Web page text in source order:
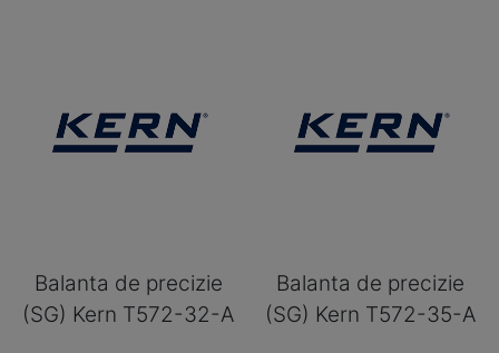
Balanta de precizie
(SG) Kern T572-32-A
Balanta de precizie
(SG) Kern T572-35-A